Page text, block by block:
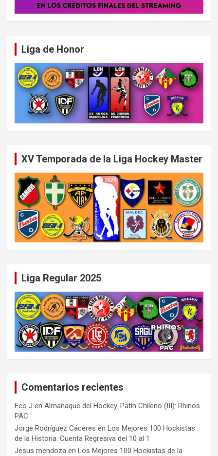
Liga de Honor
XV Temporada de la Liga Hockey Master
Liga Regular 2025
Comentarios recientes
Fco J en Almanaque del Hockey-Patín Chileno (III): Rhinos
PAC
Jorge Rodríguez Cáceres en Los Mejores 100 Hockistas
de la Historia: Cuenta Regresiva del 10 al 1
Jesus mendoza en Los Mejores 100 Hockistas de la